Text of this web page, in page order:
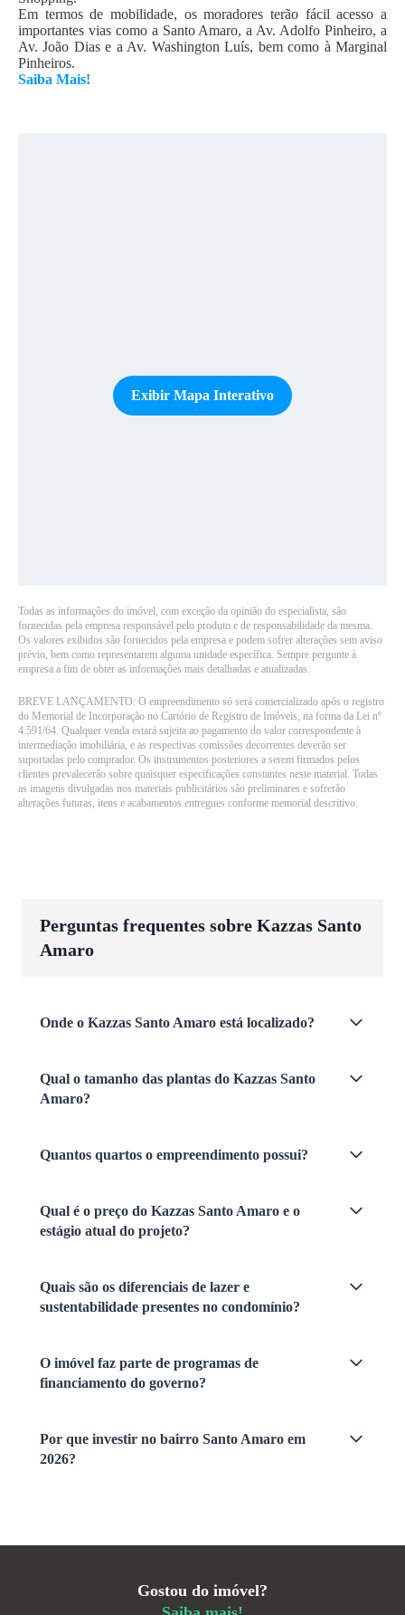
Em termos de mobilidade, os moradores terão fácil acesso a
importantes vias como a Santo Amaro, a Av. Adolfo Pinheiro, a
Av. João Dias e a Av. Washington Luís, bem como à Marginal
Pinheiros.
Saiba Mais!
Exibir Mapa Interativo
Todas as informações do imóvel, com exceção da opinião do especialista, são
fornecidas pela empresa responsável pelo produto e de responsabilidade da mesma.
Os valores exibidos são fornecidos pela empresa e podem sofrer alterações sem aviso
prévio, bem como representarem alguma unidade específica. Sempre pergunte à
empresa a fim de obter as informações mais detalhadas e atualizadas.
BREVE LANÇAMENTO: O empreendimento só será comercializado após o registro
do Memorial de Incorporação no Cartório de Registro de Imóveis, na forma da Lei nº
4.591/64. Qualquer venda estará sujeita ao pagamento do valor correspondente à
intermediação imobiliária, e as respectivas comissões decorrentes deverão ser
suportadas pelo comprador. Os instrumentos posteriores a serem firmados pelos
clientes prevalecerão sobre quaisquer especificações constantes neste material. Todas
as imagens divulgadas nos materiais publicitários são preliminares e sofrerão
alterações futuras, itens e acabamentos entregues conforme memorial descritivo.
Perguntas frequentes sobre Kazzas Santo
Amaro
Onde o Kazzas Santo Amaro está localizado?
Qual o tamanho das plantas do Kazzas Santo
Amaro?
Quantos quartos o empreendimento possui?
Qual é o preço do Kazzas Santo Amaro e o
estágio atual do projeto?
Quais são os diferenciais de lazer e
sustentabilidade presentes no condomínio?
O imóvel faz parte de programas de
financiamento do governo?
Por que investir no bairro Santo Amaro em
2026?
Gostou do imóvel?